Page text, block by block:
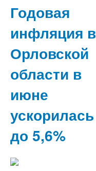
Годовая
инфляция в
Орловской
области в
июне
ускорилась
до 5,6%